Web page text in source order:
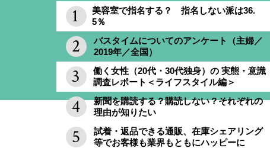
美容室で指名する？ 指名しない派は36.
5％
バスタイムについてのアンケート（主婦／
2019年／全国）
働く女性（20代・30代独身）の 実態・意識
調査レポート＜ライフスタイル編＞
新聞を購読する？購読しない？それぞれの
理由が知りたい
試着・返品できる通販、在庫シェアリング
等でお客様も業界もともにハッピーに